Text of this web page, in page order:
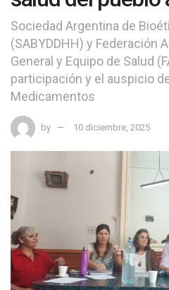
Sociedad Argentina de
(SABYDDHH) y Federación
General y Equipo de Salud
participación y el auspicio
Medicamentos
by 10 diciembre, 2025